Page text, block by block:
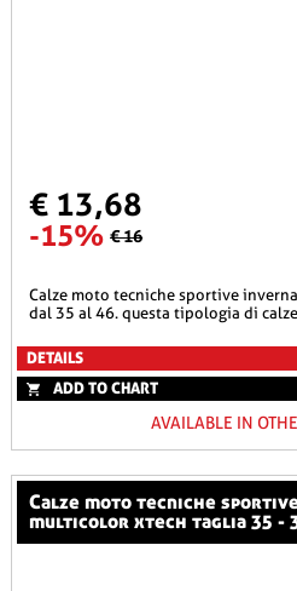
€ 13,68
-15% € 16
calze moto tecniche sportive invernali verde xtech taglie variabili
dal 35 al 46. questa tipologia di
DETAILS
ADD TO CHART
AVAILABLE IN
calze moto tecniche sportive invernali nere a righe
multicolor xtech taglia 35 -